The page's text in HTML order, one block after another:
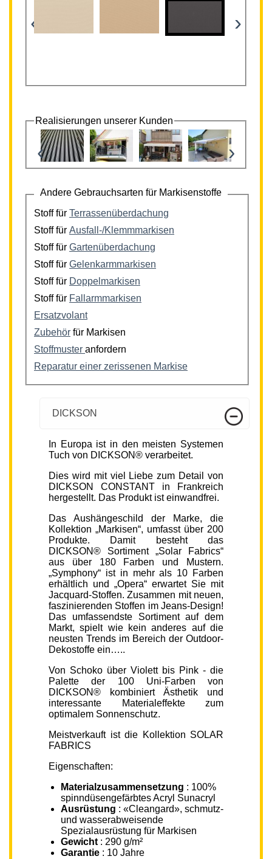
‹ ›
Realisierungen unserer Kunden
‹ ›
Andere Gebrauchsarten für Markisenstoffe
Stoff für Terrassenüberdachung
Stoff für Ausfall-/Klemmmarkisen
Stoff für Gartenüberdachung
Stoff für Gelenkarmmarkisen
Stoff für Doppelmarkisen
Stoff für Fallarmmarkisen
Ersatzvolant
Zubehör für Markisen
Stoffmuster anfordern
Reparatur einer zerissenen Markise
DICKSON
In Europa ist in den meisten Systemen
Tuch von DICKSON® verarbeitet.
Dies wird mit viel Liebe zum Detail von
DICKSON CONSTANT in Frankreich
hergestellt. Das Produkt ist einwandfrei.
Das Aushängeschild der Marke, die
Kollektion „Markisen“, umfasst über 200
Produkte. Damit besteht das
DICKSON® Sortiment „Solar Fabrics“
aus über 180 Farben und Mustern.
„Symphony“ ist in mehr als 10 Farben
erhältlich und „Opera“ erwartet Sie mit
Jacquard-Stoffen. Zusammen mit neuen,
faszinierenden Stoffen im Jeans-Design!
Das umfassendste Sortiment auf dem
Markt, spielt wie kein anderes auf die
neusten Trends im Bereich der Outdoor-
Dekostoffe ein…..
Von Schoko über Violett bis Pink - die
Palette der 100 Uni-Farben von
DICKSON® kombiniert Ästhetik und
interessante Materialeffekte zum
optimalem Sonnenschutz.
Meistverkauft ist die Kollektion SOLAR
FABRICS
Eigenschaften:
Materialzusammensetzung : 100%
spinndüsengefärbtes Acryl Sunacryl
Ausrüstung : «Cleangard», schmutz-
und wasserabweisende
Spezialausrüstung für Markisen
Gewicht : 290 g/m²
Garantie : 10 Jahre